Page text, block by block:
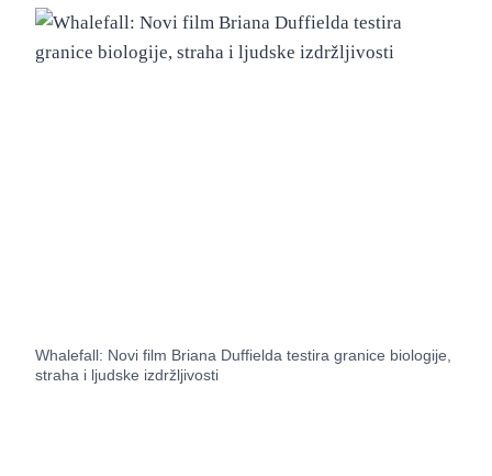
Whalefall: Novi film Briana Duffielda testira granice biologije,
straha i ljudske izdržljivosti